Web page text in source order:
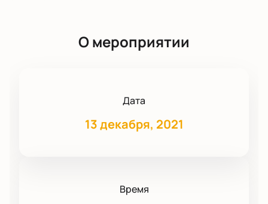
О мероприятии
Дата
13 декабря, 2021
Время